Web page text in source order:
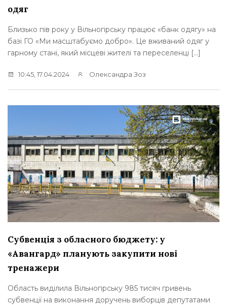
одяг
Близько пів року у Вільногірську працює «банк одягу» на
базі ГО «Ми масштабуємо добро». Це вживаний одяг у
гарному стані, який місцеві жителі та переселенці […]
10:45, 17.04.2024 Олександра Зоз
Субвенція з обласного бюджету: у
«Авангард» планують закупити нові
тренажери
Область виділила Вільногірську 985 тисяч гривень
субвенції на виконання доручень виборців депутатами